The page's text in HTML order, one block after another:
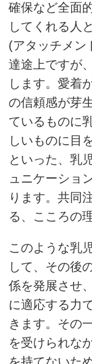
確保など全面
してくれる人
(アタッチメン
達途上ですが
します。愛着
の信頼感が芽
ているものに
しいものに目
といった、乳
ュニケーショ
ります。共同
る、こころの
このような乳
して、その後
係を発展させ
に適応する力
きます。その
を受けられな